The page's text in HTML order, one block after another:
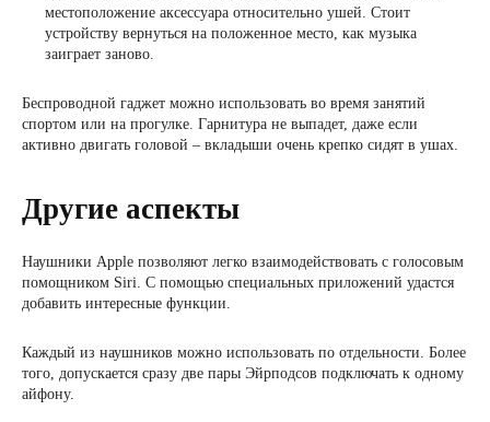
местоположение аксессуара относительно ушей. Стоит
устройству вернуться на положенное место, как музыка
заиграет заново.
Беспроводной гаджет можно использовать во время занятий
спортом или на прогулке. Гарнитура не выпадет, даже если
активно двигать головой – вкладыши очень крепко сидят в ушах.
Другие аспекты
Наушники Apple позволяют легко взаимодействовать с голосовым
помощником Siri. С помощью специальных приложений удастся
добавить интересные функции.
Каждый из наушников можно использовать по отдельности. Более
того, допускается сразу две пары Эйрподсов подключать к одному
айфону.